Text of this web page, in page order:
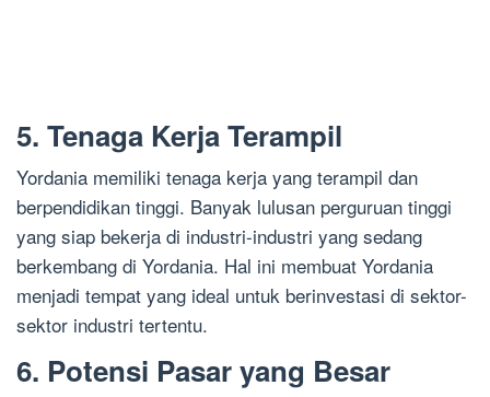
5. Tenaga Kerja Terampil
Yordania memiliki tenaga kerja yang terampil dan
berpendidikan tinggi. Banyak lulusan perguruan tinggi
yang siap bekerja di industri-industri yang sedang
berkembang di Yordania. Hal ini membuat Yordania
menjadi tempat yang ideal untuk berinvestasi di sektor-
sektor industri tertentu.
6. Potensi Pasar yang Besar